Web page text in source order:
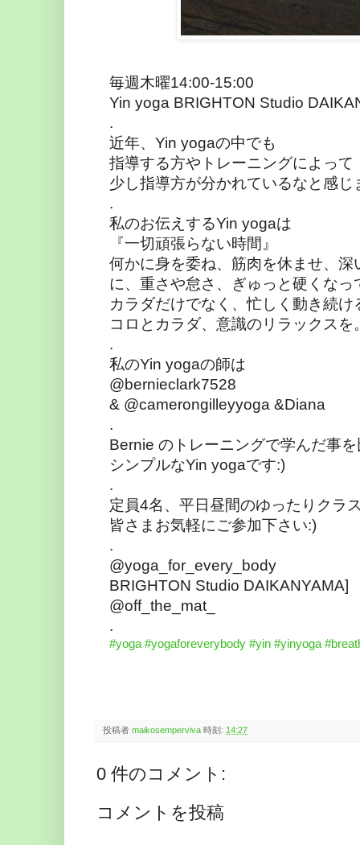
毎週木曜14:00-15:00
Yin yoga BRIGHTON Studio
.
近年、Yin yogaの中でも
指導する方やトレーニングによって
少し指導方が分かれているなと感じ
.
私のお伝えするYin yogaは
『一切頑張らない時間』
何かに身を委ね、筋肉を休ませ、
に、重さや怠さ、ぎゅっと硬くな
カラダだけでなく、忙しく動き続
コロとカラダ、意識のリラックスを
.
私のYin yogaの師は
@bernieclark7528
& @camerongilleyyoga &Diana
.
Bernie のトレーニングで学んだ事
シンプルなYin yogaです:)
.
定員4名、平日昼間のゆったりクラ
皆さまお気軽にご参加下さい:)
.
@yoga_for_every_body
BRIGHTON Studio DAIKANYAMA]
@off_the_mat_
.
#yoga #yogaforeverybody #yin #yinyoga
投稿者 maikosemperviva 時刻: 14:27
0 件のコメント:
コメントを投稿